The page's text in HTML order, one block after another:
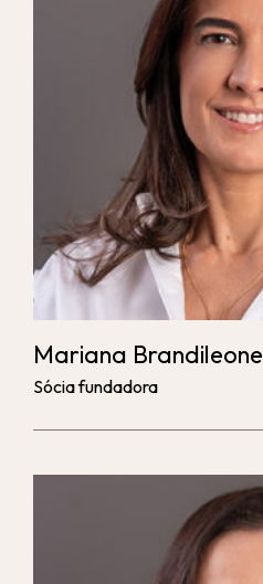
Mariana Brandileone
Sócia fundadora